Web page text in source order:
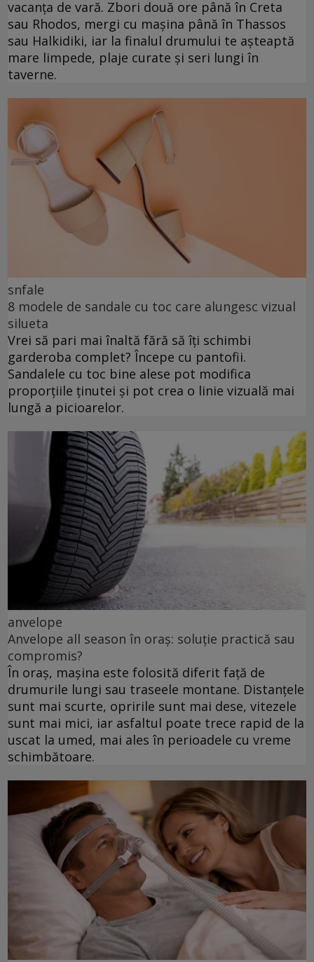
vacanța de vară. Zbori două ore până în Creta
sau Rhodos, mergi cu mașina până în Thassos
sau Halkidiki, iar la finalul drumului te așteaptă
mare limpede, plaje curate și seri lungi în
taverne.
snfale
8 modele de sandale cu toc care alungesc vizual
silueta
Vrei să pari mai înaltă fără să îți schimbi
garderoba complet? Începe cu pantofii.
Sandalele cu toc bine alese pot modifica
proporțiile ținutei și pot crea o linie vizuală mai
lungă a picioarelor.
anvelope
Anvelope all season în oraș: soluție practică sau
compromis?
În oraș, mașina este folosită diferit față de
drumurile lungi sau traseele montane. Distanțele
sunt mai scurte, opririle sunt mai dese, vitezele
sunt mai mici, iar asfaltul poate trece rapid de la
uscat la umed, mai ales în perioadele cu vreme
schimbătoare.